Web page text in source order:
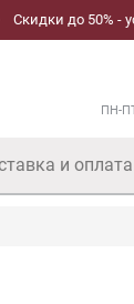
Скидки до 50% -
ПН-
и оплата